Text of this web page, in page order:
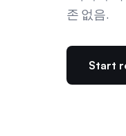
존 없음.
Start